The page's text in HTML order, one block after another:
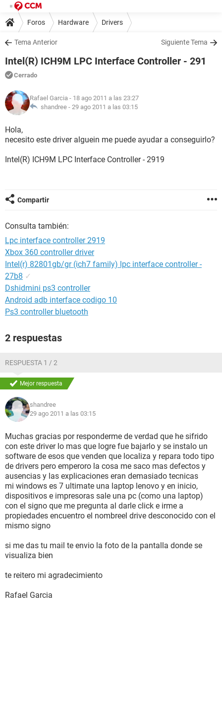
Foros Hardware Drivers
Tema Anterior Siguiente Tema
Intel(R) ICH9M LPC Interface Controller - 291
Cerrado
Rafael Garcia - 18 ago 2011 a las 23:27
shandree - 29 ago 2011 a las 03:15
Hola,
necesito este driver alguein me puede ayudar a conseguirlo?
Intel(R) ICH9M LPC Interface Controller - 2919
Compartir
Consulta también:
Lpc interface controller 2919
Xbox 360 controller driver
Intel(r) 82801gb/gr (ich7 family) lpc interface controller -
27b8 ✓
Dshidmini ps3 controller
Android adb interface codigo 10
Ps3 controller bluetooth
2 respuestas
RESPUESTA 1 / 2
Mejor respuesta
shandree
29 ago 2011 a las 03:15
Muchas gracias por responderme de verdad que he sifrido
con este driver lo mas que logre fue bajarlo y se instalo un
software de esos que venden que localiza y repara todo tipo
de drivers pero emperoro la cosa me saco mas defectos y
ausencias y las explicaciones eran demasiado tecnicas
mi windows es 7 ultimate una laptop lenovo y en inicio,
dispositivos e impresoras sale una pc (como una laptop)
con el signo que me pregunta al darle click e irme a
propiedades encuentro el nombreel drive desconocido con el
mismo signo
si me das tu mail te envio la foto de la pantalla donde se
visualiza bien
te reitero mi agradecimiento
Rafael Garcia